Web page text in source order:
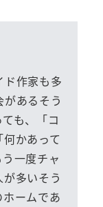
ド作家も多
あるそう
も、「コ
かあって
一度チャ
多いそう
ームであ